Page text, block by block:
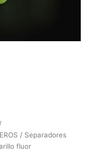
/ Separadores
fluor